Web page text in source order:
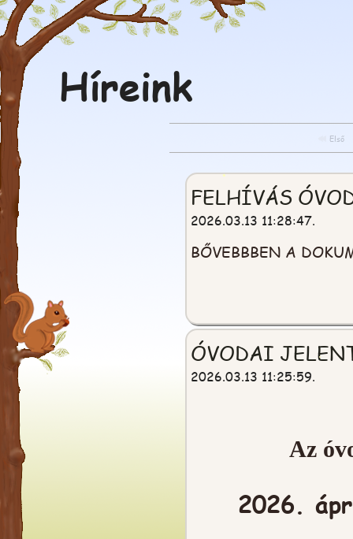
Híreink
Első
FELHÍVÁS
2026.03.13 11:28:47.
BŐVEBBBEN A
ÓVODAI
2026.03.13 11:25:59.
Az
2026.